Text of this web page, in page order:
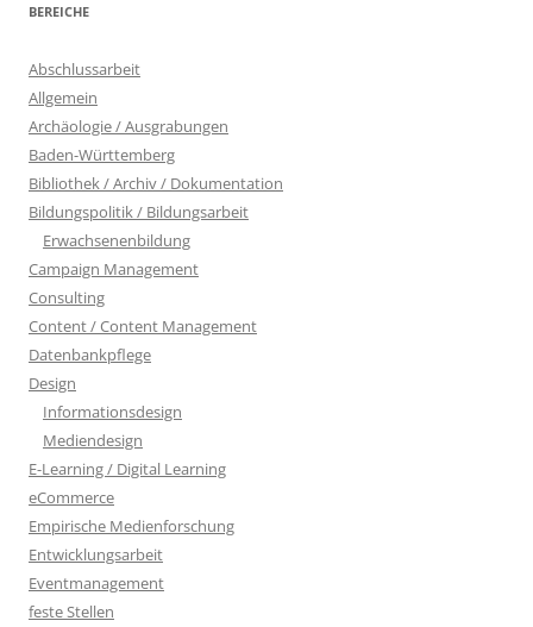
BEREICHE
Abschlussarbeit
Allgemein
Archäologie / Ausgrabungen
Baden-Württemberg
Bibliothek / Archiv / Dokumentation
Bildungspolitik / Bildungsarbeit
Erwachsenenbildung
Campaign Management
Consulting
Content / Content Management
Datenbankpflege
Design
Informationsdesign
Mediendesign
E-Learning / Digital Learning
eCommerce
Empirische Medienforschung
Entwicklungsarbeit
Eventmanagement
feste Stellen